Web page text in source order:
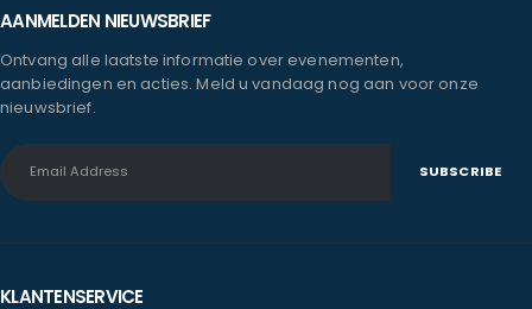
AANMELDEN NIEUWSBRIEF
Ontvang alle laatste informatie over evenementen,
aanbiedingen en acties. Meld u vandaag nog aan voor onze
nieuwsbrief.
KLANTENSERVICE